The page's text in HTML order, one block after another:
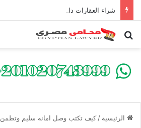
بحث عن
الرئيسية / كيف تكتب وصل امانه سليم وتطمن